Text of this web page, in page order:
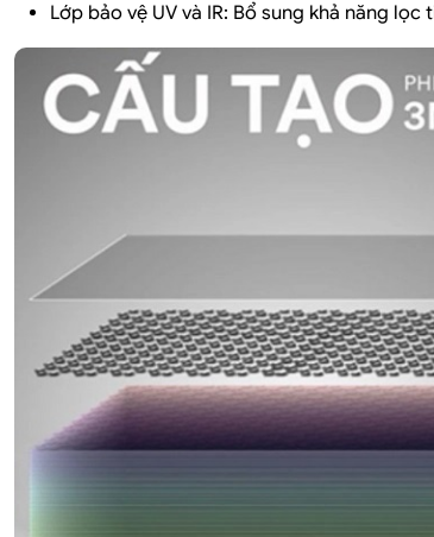
Lớp bảo vệ UV và IR: Bổ sung khả năng lọc